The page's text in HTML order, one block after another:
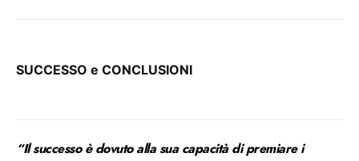
SUCCESSO e CONCLUSIONI
“Il successo è dovuto alla sua capacità di premiare i